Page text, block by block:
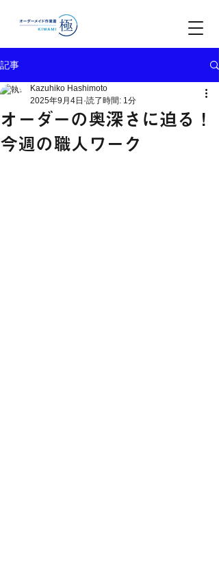
記事
オーダーの奥深さに迫る！
今週の職人ワーク
Kazuhiko Hashimoto
2025年9月4日 読了時間: 1分